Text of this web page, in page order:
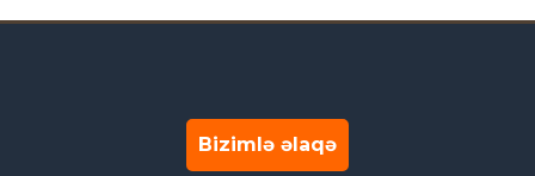
Bizimlə əlaqə